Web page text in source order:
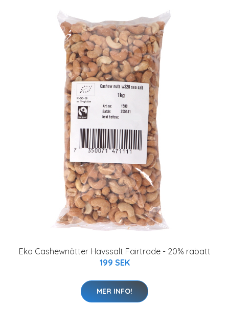
Eko Cashewnötter Havssalt Fairtrade - 20% rabatt
199 SEK
MER INFO!